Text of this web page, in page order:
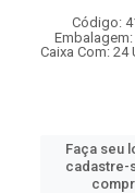
Código:
Caixa Com: 24
Faça seu
cadastre-